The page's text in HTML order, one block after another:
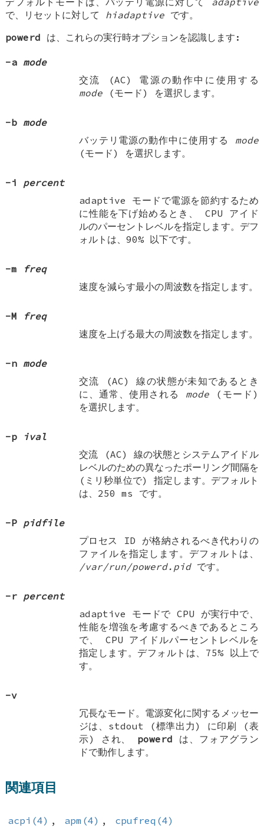
で、リセットに対して hiadaptive です。
powerd は、これらの実行時オプションを認識します:
-a mode
交流 (AC) 電源の動作中に使用する
mode(モード) を選択します。
-b mode
バッテリ電源の動作中に使用する mode
(モード) を選択します。
-i
percent
adaptive モードで電源を節約するため
に性能を下げ始めるとき、 CPU アイド
ルのパーセントレベルを指定します。デフ
ォルトは、90% 以下です。
-m
freq
速度を減らす最小の周波数を指定します。
-M
freq
速度を上げる最大の周波数を指定します。
-n mode
交流 (AC) 線の状態が未知であるとき
に、通常、使用される mode (モード)
を選択します。
-p
ival
交流 (AC) 線の状態とシステムアイドル
レベルのための異なったポーリング間隔を
(ミリ秒単位で) 指定します。デフォルト
は、250 ms です。
-P pidfile
プロセス ID が格納されるべき代わりの
ファイルを指定します。デフォルトは、
/var/run/powerd.pidです。
-r percent
adaptive モードで CPU が実行中で、
性能を増強を考慮するべきであるところ
で、 CPU アイドルパーセントレベルを
指定します。デフォルトは、75% 以上で
す。
-v
冗長なモード。電源変化に関するメッセー
ジは、stdout (標準出力) に印刷 (表
示) され、 powerd は、フォアグラン
ドで動作します。
関連項目
acpi(4) , apm(4) , cpufreq(4)